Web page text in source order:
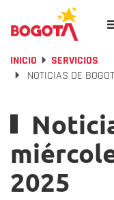
INICIO
SERVICIOS
NOTICIAS DE
2025